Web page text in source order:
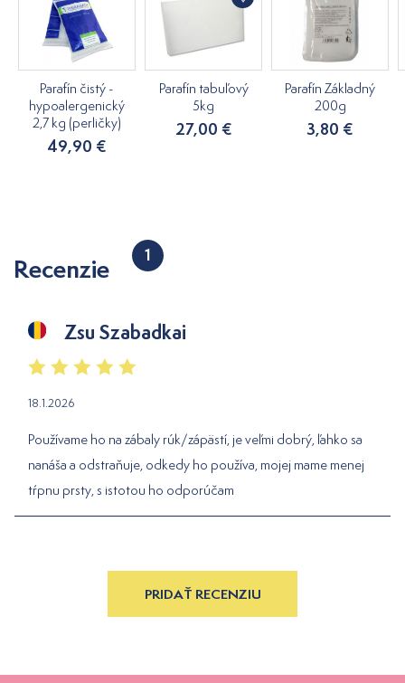
Parafín čistý -
hypoalergenický
2,7 kg (perličky)
49,90 €
Parafín tabuľový
5kg
27,00 €
Parafín Základný
200g
3,80 €
Recenzie 1
Zsu Szabadkai
18.1.2026
Používame ho na zábaly rúk/zápästí, je veľmi dobrý, ľahko sa
nanáša a odstraňuje, odkedy ho používa, mojej mame menej
tŕpnu prsty, s istotou ho odporúčam
PRIDAŤ RECENZIU